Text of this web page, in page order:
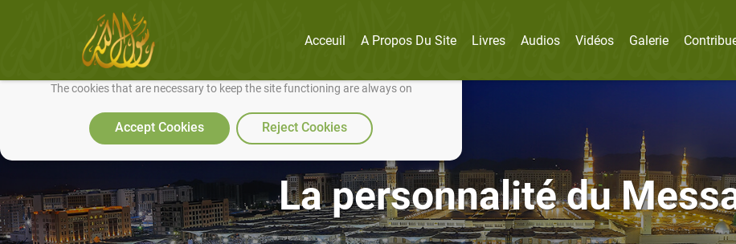
We use cookies to make our site work well for you and so we can continually improve it.
The cookies that are necessary to keep the site functioning are always on
Accept Cookies Reject Cookies
Acceuil A Propos Du Site Livres Audios Vidéos Galerie
La personnalité du